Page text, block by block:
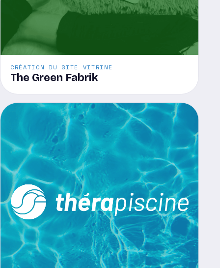
CRÉATION DU SITE VITRINE
The Green Fabrik